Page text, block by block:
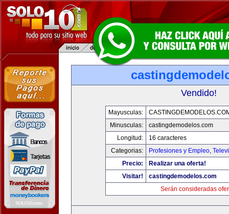
Vendido!
Mayusculas:
Minusculas:
castingdemodelos.com
Longitud:
16 caracteres
Categorias:
Profesiones y Empleo,
Precio:
Realizar una oferta!
Visitar!
castingdemodelos.com
Serán consideradas